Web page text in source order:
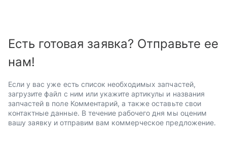
Есть готовая заявка? Отправьте ее
нам!
Если у вас уже есть список необходимых запчастей,
загрузите файл с ним или укажите артикулы и названия
запчастей в поле Комментарий, а также оставьте свои
контактные данные. В течение рабочего дня мы оценим
вашу заявку и отправим вам коммерческое предложение.